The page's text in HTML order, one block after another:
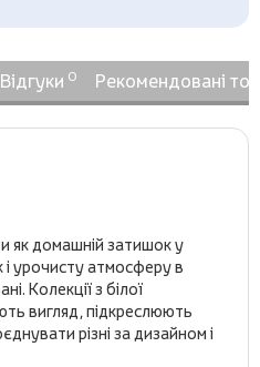
Відгуки 0 Рекомендовані
як домашній затишок у
урочисту атмосферу в
Колекції з білої
вигляд, підкреслюють
різні за дизайном і